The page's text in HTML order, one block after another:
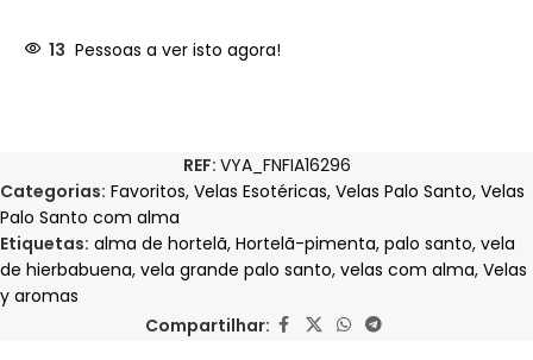
13 Pessoas a ver isto agora!
REF: VYA_FNFIA16296
Categorias: Favoritos, Velas Esotéricas, Velas Palo Santo, Velas
Palo Santo com alma
Etiquetas: alma de hortelã, Hortelã-pimenta, palo santo, vela
de hierbabuena, vela grande palo santo, velas com alma, Velas
y aromas
Compartilhar: